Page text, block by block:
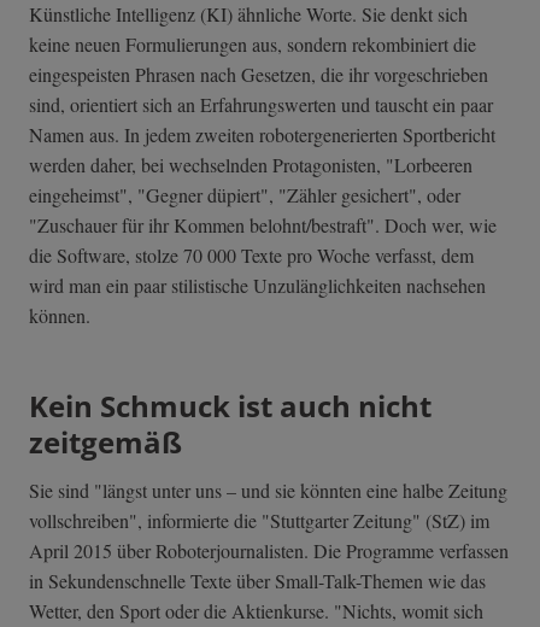
Künstliche Intelligenz (KI) ähnliche Worte. Sie denkt sich
keine neuen Formulierungen aus, sondern rekombiniert die
eingespeisten Phrasen nach Gesetzen, die ihr vorgeschrieben
sind, orientiert sich an Erfahrungswerten und tauscht ein paar
Namen aus. In jedem zweiten robotergenerierten Sportbericht
werden daher, bei wechselnden Protagonisten, "Lorbeeren
eingeheimst", "Gegner düpiert", "Zähler gesichert", oder
"Zuschauer für ihr Kommen belohnt/bestraft". Doch wer, wie
die Software, stolze 70 000 Texte pro Woche verfasst, dem
wird man ein paar stilistische Unzulänglichkeiten nachsehen
können.
Kein Schmuck ist auch nicht
zeitgemäß
Sie sind "längst unter uns – und sie könnten eine halbe Zeitung
vollschreiben", informierte die "Stuttgarter Zeitung" (StZ) im
April 2015 über Roboterjournalisten. Die Programme verfassen
in Sekundenschnelle Texte über Small-Talk-Themen wie das
Wetter, den Sport oder die Aktienkurse. "Nichts, womit sich